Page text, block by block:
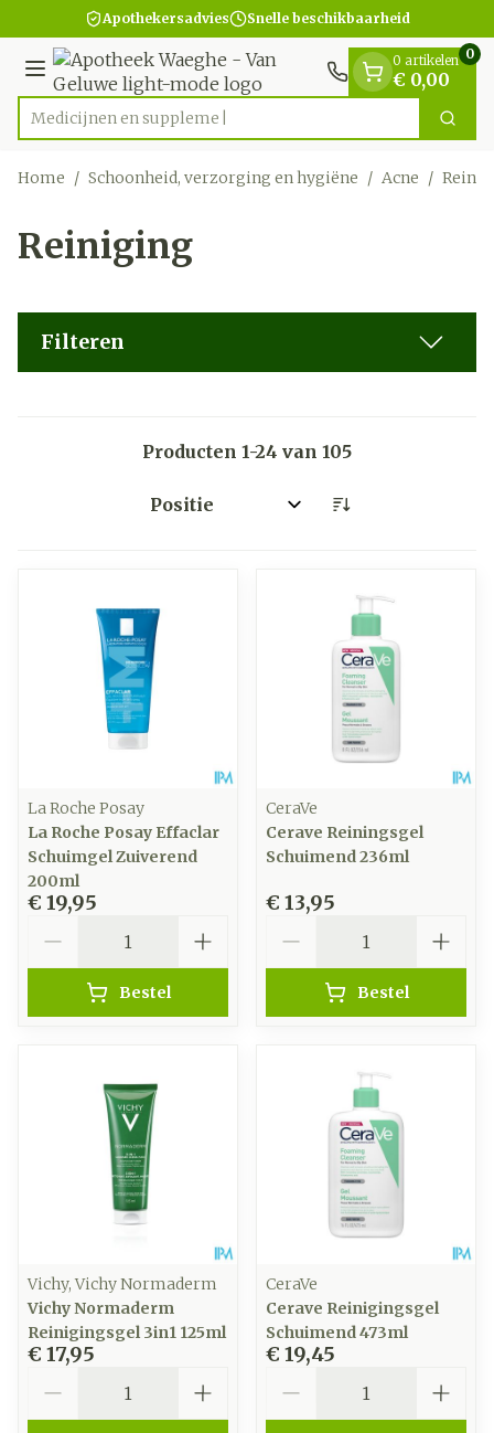
Ga naar de inhoudApothekersadvies Snelle beschikbaarheid
Menu
Product, merk, categorie...
Medici Zoek
0 artikelen
€ 0,00
0
Home / Schoonheid, verzorging en hygiëne / Acne /
Reiniging
Filteren
Producten 1-24 van 105
Sorteer op:
La Roche Posay
La Roche Posay Effaclar
Schuimgel Zuiverend
200ml
€ 19,95
Bestel
CeraVe
Cerave Reiningsgel
Schuimend 236ml
€ 13,95
Bestel
Vichy, Vichy Normaderm
Vichy Normaderm
Reinigingsgel 3in1 125ml
€ 17,95
CeraVe
Cerave Reinigingsgel
Schuimend 473ml
€ 19,45